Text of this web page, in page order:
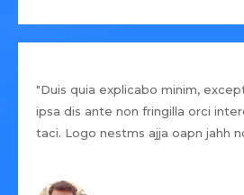
"Duis quia explicabo minim,
ipsa dis ante non fringilla orci
taci. Logo nestms ajja oapn jahh